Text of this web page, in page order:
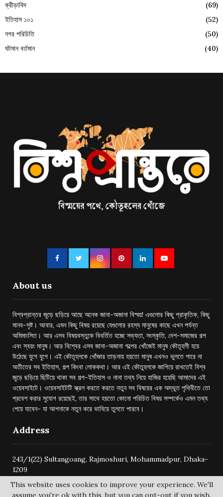
ক্রীড়াবিদ
(69)
ইতিহাস ১০১
(52)
নগর পরিচিতি
(50)
ঘটমান বর্তমান
(40)
About us
বিশ্বপ্রান্তর জুড়ে ছড়িয়ে আছে অনেক জানা-অজানা বিস্ময়! এগুলোর কিছু প্রাকৃতিক, কিছু
মানব-সৃষ্ট। আবার, এমন কিছু বিষয় রয়েছে যেগুলোর রহস্য মানুষের কাছে এখন পর্যন্ত
অমিমাংসিত। আর এসব বিষয়বস্তুকে বিবর্তিত হচ্ছে সভ্যতা, সংস্কৃতি, দেশ-সমাজের গল্প
এবং স্বয়ং মানুষ। আর বিশ্বের এসব জানা-অজানা গল্পের খোঁজেই মানুষ কৌতূহলী হয়ে
উঠেছে যুগে যুগে। এই কৌতূহলকে খোঁজার তাড়নায় হয়তো মানুষ এখনও ভুলতে পারে না
অতীতের সব ইতিহাস, গল্প কিংবা লোককথা। আর এই কৌতুহলকে জাগিয়ে রাখতেই বিশ্ব
জুড়ে ছড়িয়ে ছিটিয়ে থাকা সব গল্প-ইতিহাস ও নানা তথ্য নিয়ে হাজির হয়েছি আমাদের এই
ওয়েবসাইটে। ওয়েবসাইটটি স্ক্রল করতে করতে নতুন সব বিষয়ের এক অদ্ভুত পৃথিবীতে তো
প্রবেশ করার সুযোগ রয়েছেই, তার সাথে হয়তো কোনো পরিচিত বিষয় সম্পর্কেও এমন তথ্য
পেয়ে যাবেন- যা আপনাকে নতুন করে ভাবিয়ে তুলতে পারবে।
Address
243/1(22) Sultangoang, Rajmoshuri, Mohammadpur, Dhaka-
1209
This website uses cookies to improve your experience. We'll
assume you're ok with this, but you can opt-out if you wish.